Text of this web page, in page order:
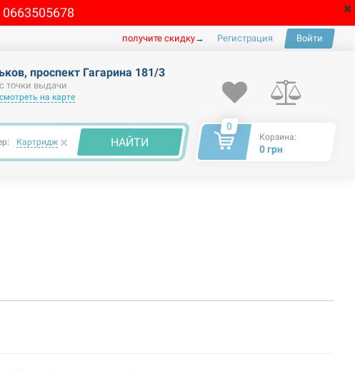
получите скидку→ Регистрация Войти
проспект Гагарина 181/3
точки выдачи
на карте
Картридж × НАЙТИ
0
Корзина:
0 грн